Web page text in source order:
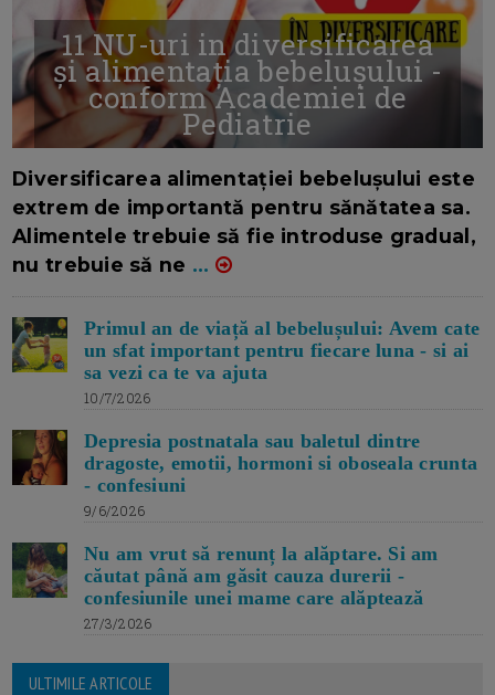
11 NU-uri in diversificarea
și alimentația bebelușului -
conform Academiei de
Pediatrie
Diversificarea alimentației bebelușului este
extrem de importantă pentru sănătatea sa.
Alimentele trebuie să fie introduse gradual,
nu trebuie să ne ...
Primul an de viață al bebelușului: Avem cate
un sfat important pentru fiecare luna - si ai
sa vezi ca te va ajuta
10/7/2026
Depresia postnatala sau baletul dintre
dragoste, emotii, hormoni si oboseala crunta
- confesiuni
9/6/2026
Nu am vrut să renunț la alăptare. Si am
căutat până am găsit cauza durerii -
confesiunile unei mame care alăptează
27/3/2026
ULTIMILE ARTICOLE